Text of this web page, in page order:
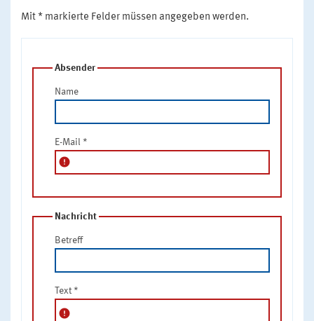
Mit * markierte Felder müssen angegeben werden.
Absender
Name
E-Mail *
error
Nachricht
Betreff
Text *
error